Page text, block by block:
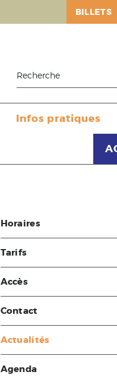
BILLETS
Infos pratiques
Horaires
Tarifs
Accès
Contact
Actualités
Agenda